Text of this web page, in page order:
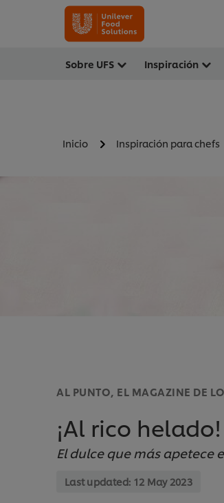
Sobre UFS Inspiración
Inicio Inspiración para chefs
AL PUNTO, EL MAGAZINE DE
¡Al rico helado!
El dulce que más apetece
Last updated: 12 May 2023